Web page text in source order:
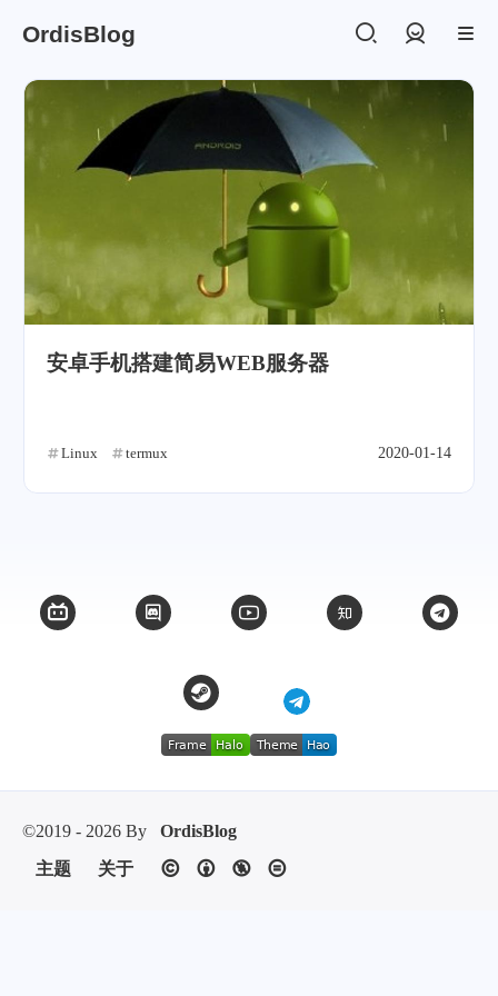
OrdisBlog
安卓手机搭建简易WEB服务器
Linux termux 2020-01-14
©2019 - 2026 By
OrdisBlog
主题
关于